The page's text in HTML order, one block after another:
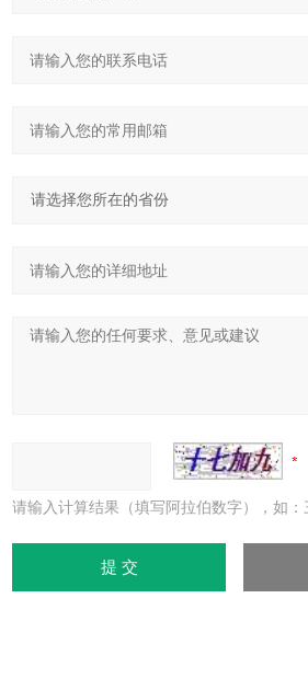
请输入计算结果（填写阿拉伯数字），如：